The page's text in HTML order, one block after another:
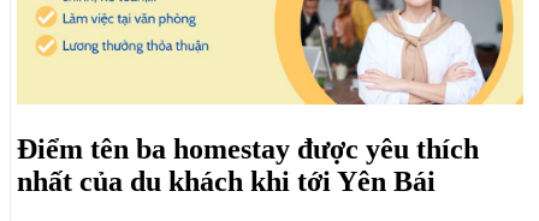
Điểm tên ba homestay được yêu thích
nhất của du khách khi tới Yên Bái